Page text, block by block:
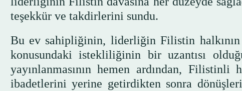
teşekkür ve takdirlerini sundu.
Bu ev sahipliğinin, liderliğin Filistin
konusundaki istekliliğinin bir uzantısı
yayınlanmasının hemen ardından, Filistinli
ibadetlerini yerine getirdikten sonra